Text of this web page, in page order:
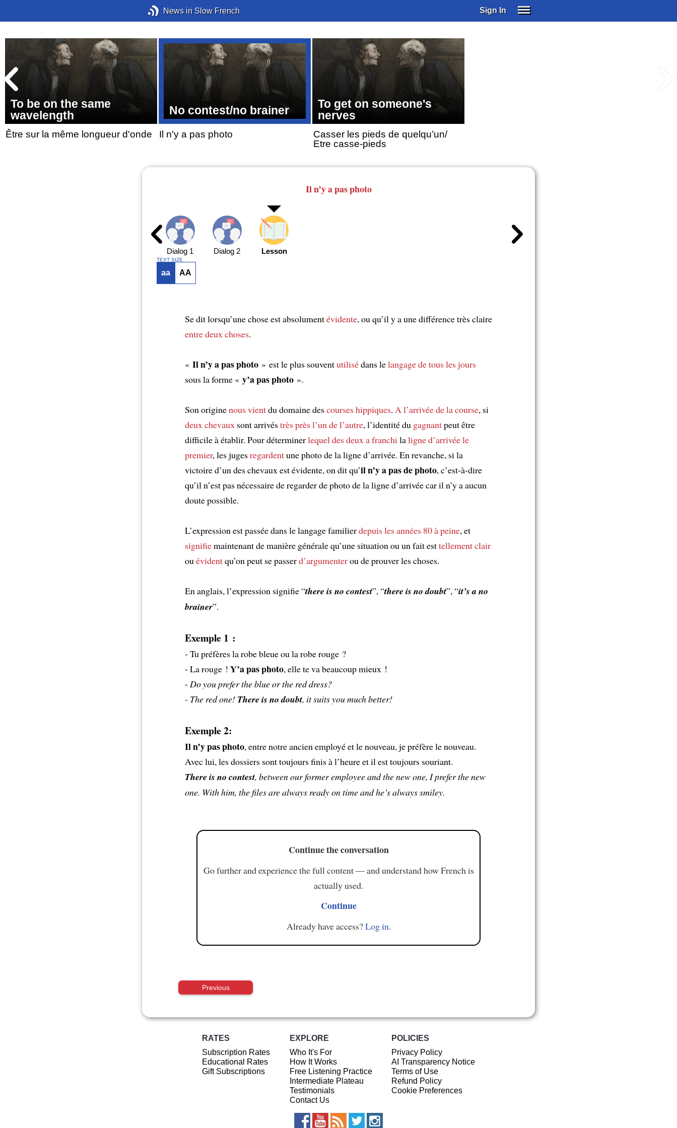
News in Slow French Sign In
To be on the same
wavelength
Être sur la même longueur d'onde
No contest/no brainer
Il n'y a pas photo
To get on someone's
nerves
Casser les pieds de quelqu’un/
Etre casse-pieds
Il n’y a pas photo
Dialog 1 Dialog 2 Lesson
TEXT SIZE
aa AA
Se dit lorsqu’une chose est absolumentévidente, ou qu’il y a une différence très claire
entre deux choses.
« Il n’y a pas photo» est le plus souventutilisédans lelangage de tous les jours
sous la forme « y’a pas photo».
Son originenous vientdu domaine descourses hippiques. A l’arrivée de la course, si
deux chevaux sont arrivéstrès près l’un de l’autre, l’identité du gagnantpeut être
difficile à établir. Pour déterminerlequel des deux a franchi laligne d’arrivéele
premier, les jugesregardentune photo de la ligne d’arrivée. En revanche, si la
victoire d’un des chevaux est évidente, on dit qu’il n’y a pas de photo, c’est-à-dire
qu’il n’est pas nécessaire de regarder de photo de la ligne d’arrivée car il n’y a aucun
doute possible.
L’expression est passée dans le langage familierdepuis les années 80à peine, et
signifiemaintenant de manière générale qu’une situation ou un fait esttellement clair
ou évidentqu’on peut se passerd’argumenterou de prouver les choses.
En anglais, l’expression signifie “there is no contest”, “there is no doubt”, “it’s a no
brainer”.
Exemple 1 :
- Tu préfères la robe bleue ou la robe rouge ?
- La rouge ! Y’a pas photo, elle te va beaucoup mieux !
- Do you prefer the blue or the red dress?
- The red one! There is no doubt, it suits you much better!
Exemple 2:
Il n’y pas photo, entre notre ancien employé et le nouveau, je préfère le nouveau.
Avec lui, les dossiers sont toujours finis à l’heure et il est toujours souriant.
There is no contest, between our former employee and the new one, I prefer the new
one. With him, the files are always ready on time and he’s always smiley.
Continue the conversation
Go further and experience the full content — and understand how French is
actually used.
Continue
Already have access?Log in.
Previous
RATES
Subscription Rates
Educational Rates
Gift Subscriptions
EXPLORE
Who It's For
How It Works
Free Listening Practice
Intermediate Plateau
Testimonials
Contact Us
POLICIES
Privacy Policy
AI Transparency Notice
Terms of Use
Refund Policy
Cookie Preferences